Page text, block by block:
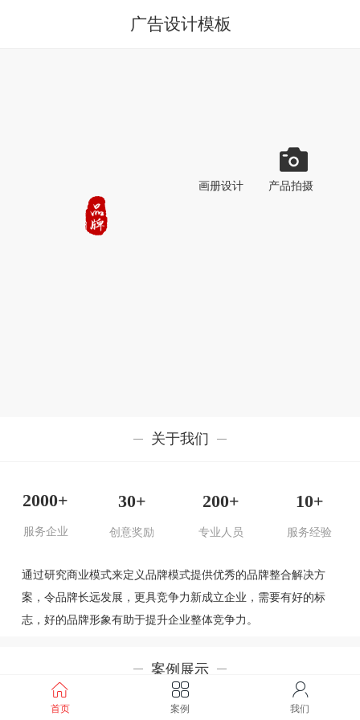
广告设计模板
画册设计 产品拍摄
关于我们
2000+
服务企业
30+
创意奖励
200+
专业人员
10+
服务经验
通过研究商业模式来定义品牌模式提供优秀的品牌整合解决方
案，令品牌长远发展，更具竞争力新成立企业，需要有好的标
志，好的品牌形象有助于提升企业整体竞争力。
案例展示
首页 案例 我们